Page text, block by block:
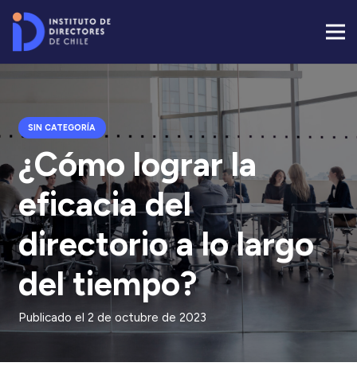
SIN CATEGORÍA
¿Cómo lograr la
eficacia del
directorio a lo largo
del tiempo?
Publicado el 2 de octubre de 2023